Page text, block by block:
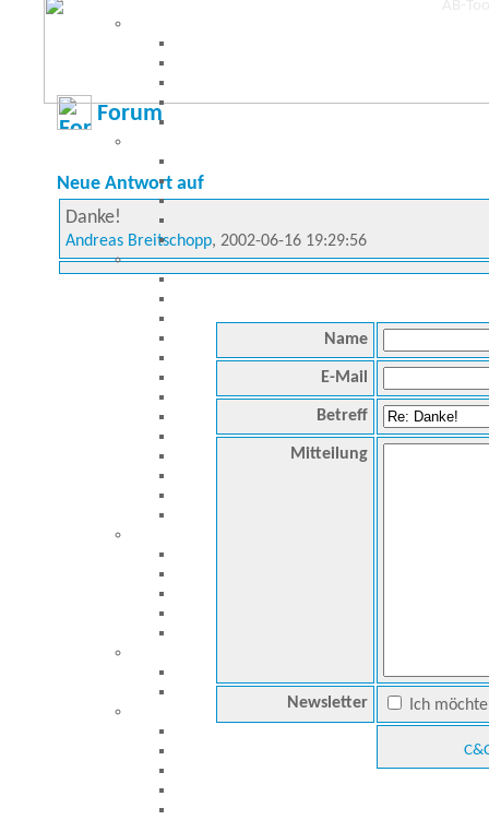
Forum
Neue Antwort auf
Danke!
Andreas Breitschopp, 2002-06-16 19:29:56
Name
E-Mail
Betreff
Mitteilung
Newsletter Ich